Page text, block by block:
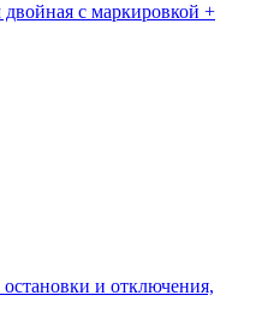
с маркировкой +
и отключения,